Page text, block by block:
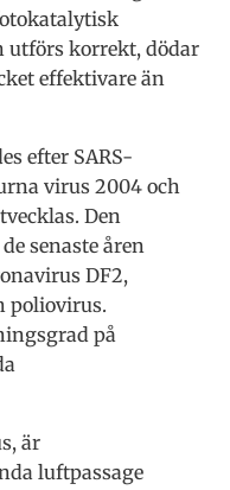
utförs korrekt, dödar
effektivare än
efter SARS-
virus 2004 och
Den
senaste åren
DF2,
poliovirus.
på
är
luftpassage